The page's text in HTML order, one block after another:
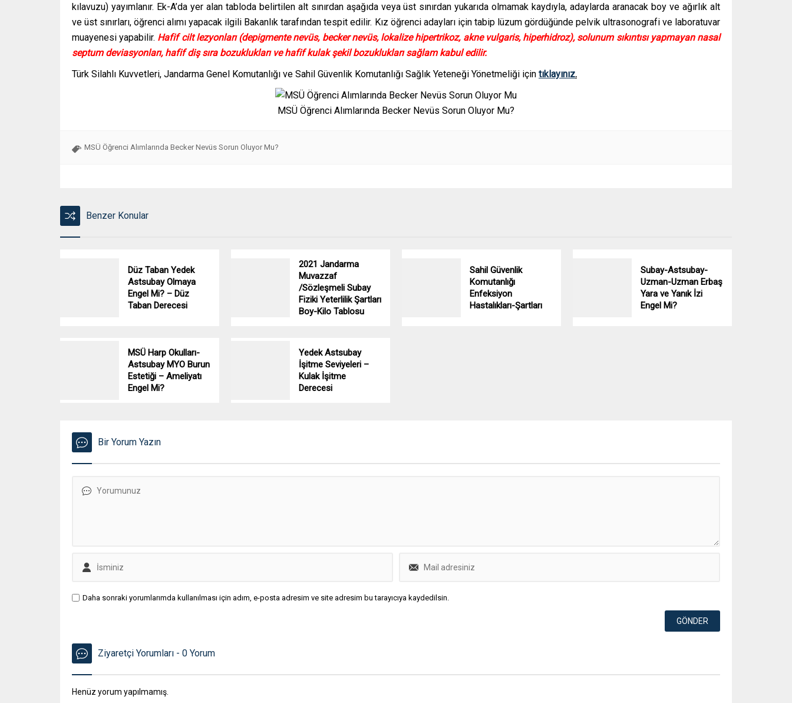
kılavuzu) yayımlanır. Ek-A’da yer alan tabloda belirtilen alt sınırdan aşağıda veya üst sınırdan yukarıda olmamak kaydıyla, adaylarda aranacak boy ve ağırlık alt
ve üst sınırları, öğrenci alımı yapacak ilgili Bakanlık tarafından tespit edilir. Kız öğrenci adayları için tabip lüzum gördüğünde pelvik ultrasonografi ve laboratuvar
muayenesi yapabilir. Hafif cilt lezyonları (depigmente nevüs, becker nevüs, lokalize hipertrikoz, akne vulgaris, hiperhidroz), solunum sıkıntısı yapmayan nasal
septum deviasyonları, hafif diş sıra bozuklukları ve hafif kulak şekil bozuklukları sağlam kabul edilir.
Türk Silahlı Kuvvetleri, Jandarma Genel Komutanlığı ve Sahil Güvenlik Komutanlığı Sağlık Yeteneği Yönetmeliği için tıklayınız.
MSÜ Öğrenci Alımlarında Becker Nevüs Sorun Oluyor Mu?
MSÜ Öğrenci Alımlarında Becker Nevüs Sorun Oluyor Mu?
Benzer Konular
Düz Taban Yedek
Astsubay Olmaya
Engel Mi? – Düz
Taban Derecesi
2021 Jandarma
Muvazzaf
/Sözleşmeli Subay
Fiziki Yeterlilik Şartları
Boy-Kilo Tablosu
Sahil Güvenlik
Komutanlığı
Enfeksiyon
Hastalıkları-Şartları
Subay-Astsubay-
Uzman-Uzman Erbaş
Yara ve Yanık İzi
Engel Mi?
MSÜ Harp Okulları-
Astsubay MYO Burun
Estetiği – Ameliyatı
Engel Mi?
Yedek Astsubay
İşitme Seviyeleri –
Kulak İşitme
Derecesi
Bir Yorum Yazın
Daha sonraki yorumlarımda kullanılması için adım, e-posta adresim ve site adresim bu tarayıcıya kaydedilsin.
Ziyaretçi Yorumları - 0 Yorum
Henüz yorum yapılmamış.